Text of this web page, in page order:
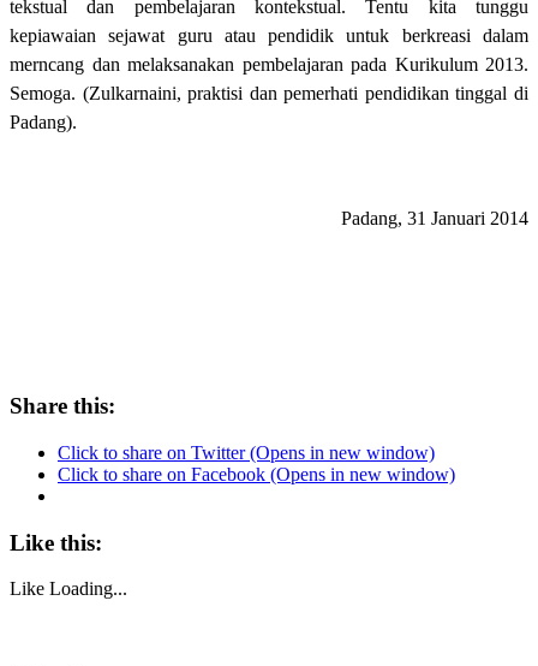
tekstual dan pembelajaran kontekstual. Tentu kita tunggu
kepiawaian sejawat guru atau pendidik untuk berkreasi dalam
merncang dan melaksanakan pembelajaran pada Kurikulum 2013.
Semoga. (Zulkarnaini, praktisi dan pemerhati pendidikan tinggal di
Padang).
Padang, 31 Januari 2014
Share this:
Click to share on Twitter (Opens in new window)
Click to share on Facebook (Opens in new window)
Like this:
Like Loading...